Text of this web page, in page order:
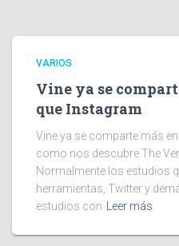
VARIOS
Vine ya se
que Instagram
Vine ya se comparte más
como nos descubre The
Normalmente los estudios
herramientas, Twitter y
estudios con
Leer más